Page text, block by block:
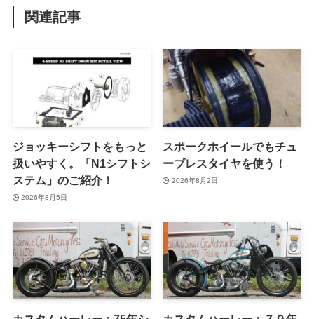
関連記事
ジョッキーシフトをもっと
扱いやすく。「N1シフトシ
ステム」のご紹介！
2026年8月5日
スポークホイールでもチュ
ーブレスタイヤを使う！
2026年8月2日